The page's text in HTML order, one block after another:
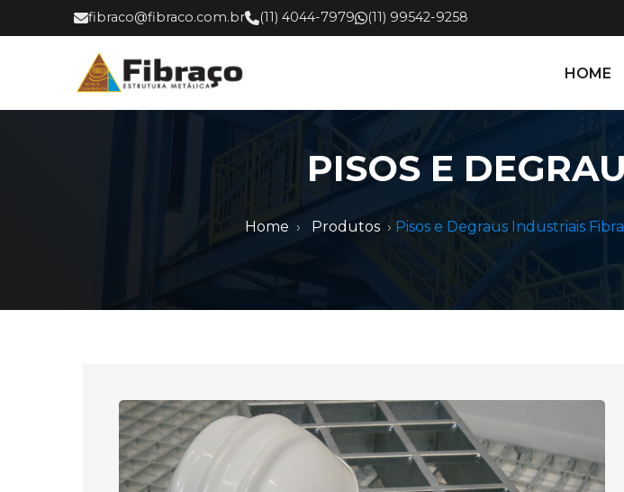
fibraco@fibraco.com.br (11) 4044-7979 (11) 99542-9258
HOME
PISOS E
Home Produtos Pisos e Degraus Industriais